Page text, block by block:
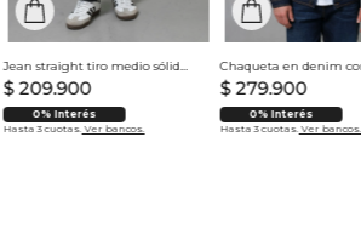
Jean straight tiro medio sólido para hombre
$ 209.900
0% Interés
Hasta 3 cuotas. Ver bancos.
$ 279.900
0% Interés
Hasta 3 cuotas. Ver bancos.